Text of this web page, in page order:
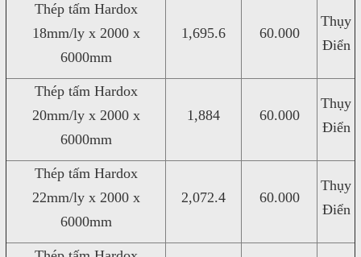
Thép tấm Hardox
18mm/ly x 2000 x
6000mm
1,695.6 60.000
Thụy
Điển
Thép tấm Hardox
20mm/ly x 2000 x
6000mm
1,884 60.000
Thụy
Điển
Thép tấm Hardox
22mm/ly x 2000 x
6000mm
2,072.4 60.000
Thụy
Điển